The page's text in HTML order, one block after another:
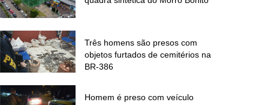
Três homens são presos com
objetos furtados de cemitérios na
BR-386
Homem é preso com veículo